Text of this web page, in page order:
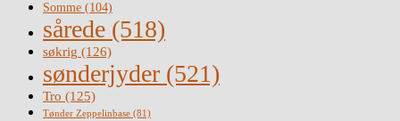
Somme (104)
sårede (518)
søkrig (126)
sønderjyder (521)
Tro (125)
Tønder Zeppelinbase (81)